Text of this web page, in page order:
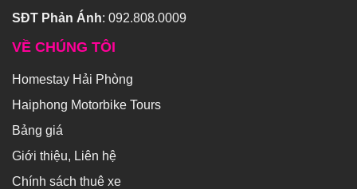
SĐT Phản Ánh: 092.808.0009
VỀ CHÚNG TÔI
Homestay Hải Phòng
Haiphong Motorbike Tours
Bảng giá
Giới thiệu, Liên hệ
Chính sách thuê xe